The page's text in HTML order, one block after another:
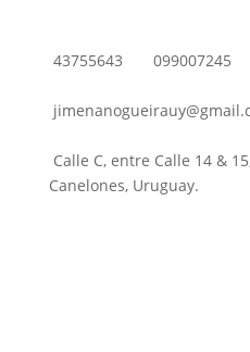
43755643 099007245
Calle C, entre Calle 14 &
Canelones, Uruguay.